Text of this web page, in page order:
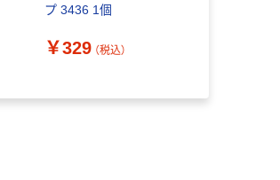
プ 3436 1個
￥329 （税込）